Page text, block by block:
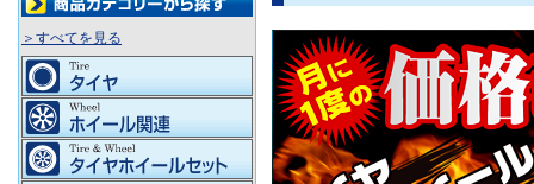
＞すべてを見る